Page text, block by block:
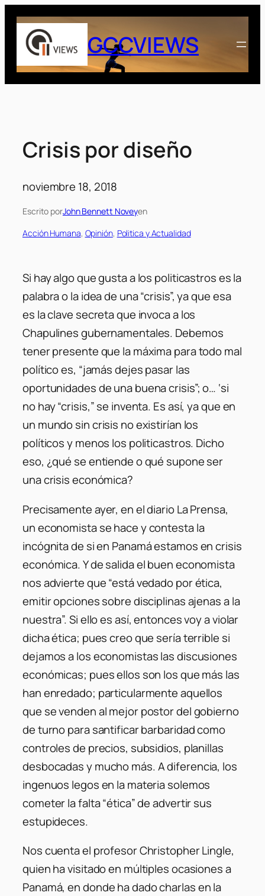
Saltar
contenido
GCCVIEWS
Crisis por diseño
noviembre 18, 2018
Escrito porJohn Bennett Noveyen
Acción Humana, Opinión, Politica y Actualidad
Si hay algo que gusta a los politicastros es la
palabra o la idea de una “crisis”, ya que esa
es la clave secreta que invoca a los
Chapulines gubernamentales. Debemos
tener presente que la máxima para todo mal
político es, “jamás dejes pasar las
oportunidades de una buena crisis”; o… ‘si
no hay “crisis,” se inventa. Es así, ya que en
un mundo sin crisis no existirían los
políticos y menos los politicastros. Dicho
eso, ¿qué se entiende o qué supone ser
una crisis económica?
Precisamente ayer, en el diario La Prensa,
un economista se hace y contesta la
incógnita de si en Panamá estamos en crisis
económica. Y de salida el buen economista
nos advierte que “está vedado por ética,
emitir opciones sobre disciplinas ajenas a la
nuestra”. Si ello es así, entonces voy a violar
dicha ética; pues creo que sería terrible si
dejamos a los economistas las discusiones
económicas; pues ellos son los que más las
han enredado; particularmente aquellos
que se venden al mejor postor del gobierno
de turno para santificar barbaridad como
controles de precios, subsidios, planillas
desbocadas y mucho más. A diferencia, los
ingenuos legos en la materia solemos
cometer la falta “ética” de advertir sus
estupideces.
Nos cuenta el profesor Christopher Lingle,
quien ha visitado en múltiples ocasiones a
Panamá, en donde ha dado charlas en la